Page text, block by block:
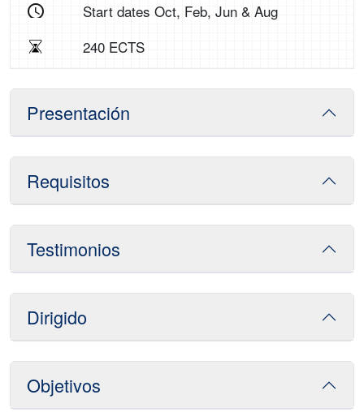
Start dates Oct, Feb, Jun & Aug
240 ECTS
Presentación
Requisitos
Testimonios
Dirigido
Objetivos